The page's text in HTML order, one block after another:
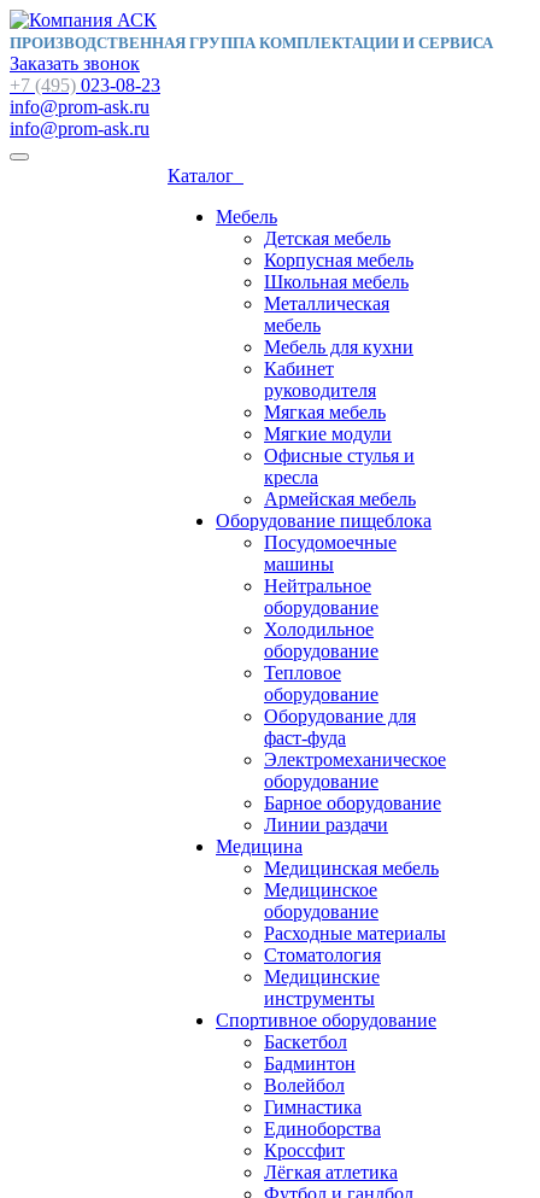
ПРОИЗВОДСТВЕННАЯ ГРУППА КОМПЛЕКТАЦИИ И СЕРВИСА
Заказать звонок
+7 (495) 023-08-23
info@prom-ask.ru
info@prom-ask.ru
Каталог
Мебель
Детская мебель
Корпусная мебель
Школьная мебель
Металлическая
мебель
Мебель для кухни
Кабинет
руководителя
Мягкая мебель
Мягкие модули
Офисные стулья и
кресла
Армейская мебель
Оборудование пищеблока
Посудомоечные
машины
Нейтральное
оборудование
Холодильное
оборудование
Тепловое
оборудование
Оборудование для
фаст-фуда
Электромеханическое
оборудование
Барное оборудование
Линии раздачи
Медицина
Медицинская мебель
Медицинское
оборудование
Расходные материалы
Стоматология
Медицинские
инструменты
Спортивное оборудование
Баскетбол
Бадминтон
Волейбол
Гимнастика
Единоборства
Кроссфит
Лёгкая атлетика
Футбол и гандбол